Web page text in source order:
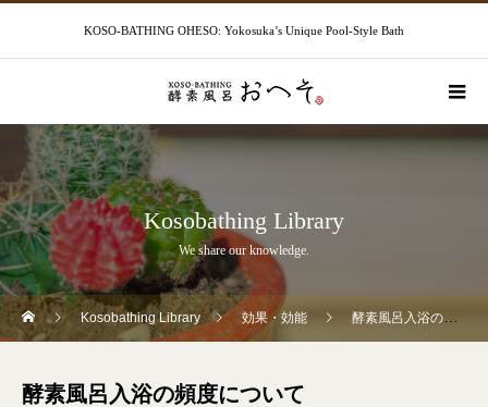
KOSO-BATHING OHESO: Yokosuka’s Unique Pool-Style Bath
Kosobathing Library
We share our knowledge.
Kosobathing Library 効果・効能 酵素風呂入浴の頻度について
酵素風呂入浴の頻度について